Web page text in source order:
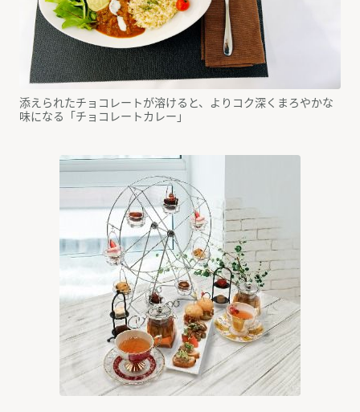
添えられたチョコレートが溶けると、よりコク深くまろやかな
味になる「チョコレートカレー」